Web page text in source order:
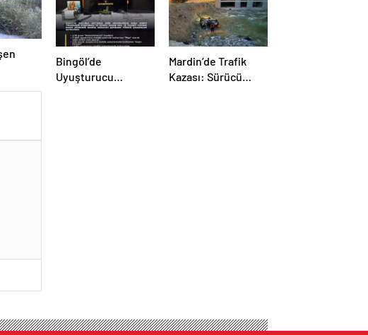
Bingöl’de
Uyuşturucu
Mardin’de Trafik
Kazası: Sürücü